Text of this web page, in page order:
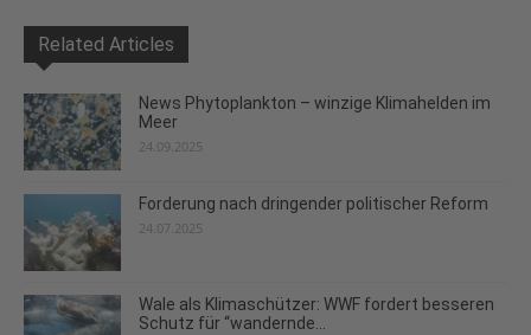
Related Articles
News Phytoplankton – winzige Klimahelden im
Meer
24.09.2025
Forderung nach dringender politischer Reform
24.07.2025
Wale als Klimaschützer: WWF fordert besseren
Schutz für “wandernde...